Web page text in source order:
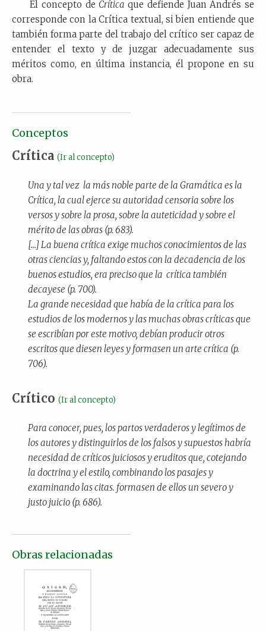
El concepto de Crítica que defiende Juan Andrés se
corresponde con la Crítica textual, si bien entiende que
también forma parte del trabajo del crítico ser capaz de
entender el texto y de juzgar adecuadamente sus
méritos como, en última instancia, él propone en su
obra.
Conceptos
Crítica (Ir al concepto)
Una y tal vez la más noble parte de la Gramática es la
Crítica, la cual ejerce su autoridad censoria sobre los
versos y sobre la prosa, sobre la auteticidad y sobre el
mérito de las obras (p. 683).
[...] La buena crítica exige muchos conocimientos de las
otras ciencias y, faltando estos con la decadencia de los
buenos estudios, era preciso que la crítica también
decayese (p. 700).
La grande necesidad que había de la crítica para los
estudios de los modernos y las muchas obras críticas que
se escribían por este motivo, debían producir otros
escritos que diesen leyes y formasen un arte crítica (p.
706).
Crítico (Ir al concepto)
Para conocer, pues, los partos verdaderos y legítimos de
los autores y distinguirlos de los falsos y supuestos habría
necesidad de críticos juiciosos y eruditos que, cotejando
la doctrina y el estilo, combinando los pasajes y
examinando las citas. formasen de ellos un severo y
justo juicio (p. 686).
Obras relacionadas